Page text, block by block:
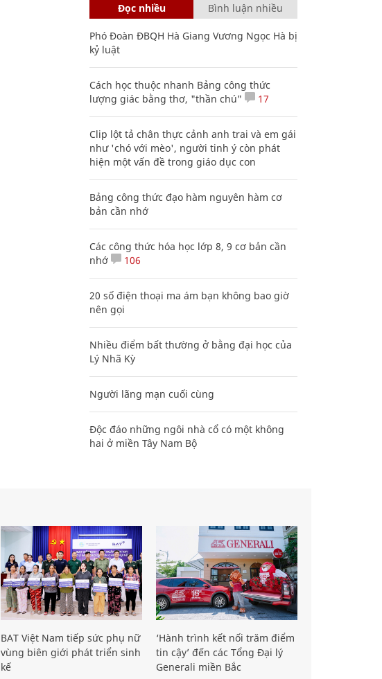
Đọc nhiều Bình luận nhiều
Phó Đoàn ĐBQH Hà Giang Vương Ngọc Hà bị
kỷ luật
Cách học thuộc nhanh Bảng công thức
lượng giác bằng thơ, "thần chú"
17
Clip lột tả chân thực cảnh anh trai và em gái
như 'chó với mèo', người tinh ý còn phát
hiện một vấn đề trong giáo dục con
Bảng công thức đạo hàm nguyên hàm cơ
bản cần nhớ
Các công thức hóa học lớp 8, 9 cơ bản cần
nhớ
106
20 số điện thoại ma ám bạn không bao giờ
nên gọi
Nhiều điểm bất thường ở bằng đại học của
Lý Nhã Kỳ
Người lãng mạn cuối cùng
Độc đáo những ngôi nhà cổ có một không
hai ở miền Tây Nam Bộ
BAT Việt Nam tiếp sức phụ nữ
vùng biên giới phát triển sinh
kế
‘Hành trình kết nối trăm điểm
tin cậy’ đến các Tổng Đại lý
Generali miền Bắc